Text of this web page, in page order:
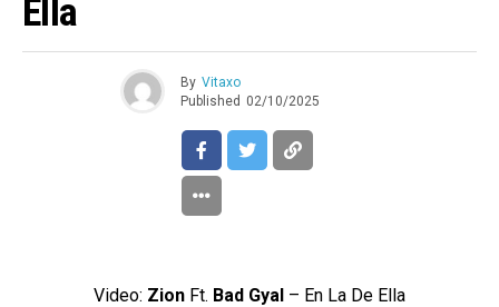
Ella
By Vitaxo
Published 02/10/2025
Video: Zion Ft. Bad Gyal – En La De Ella